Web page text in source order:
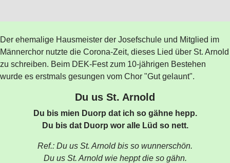
Der ehemalige Hausmeister der Josefschule und Mitglied im
Männerchor nutzte die Corona-Zeit, dieses Lied über St. Arnold
zu schreiben. Beim DEK-Fest zum 10-jährigen Bestehen
wurde es erstmals gesungen vom Chor "Gut gelaunt".
Du us St. Arnold
Du bis mien Duorp dat ich so gähne hepp.
Du bis dat Duorp wor alle Lüd so nett.
Ref.: Du us St. Arnold bis so wunnerschön.
Du us St. Arnold wie heppt die so gähn.